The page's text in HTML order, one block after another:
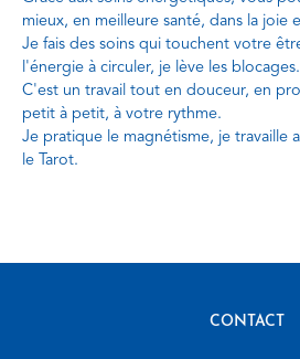
mieux, en meilleure santé, dans la joie
Je fais des soins qui touchent votre
l'énergie à circuler, je lève les blocages.
C'est un travail tout en douceur, en
petit à petit, à votre rythme.
Je pratique le magnétisme, je travaille
le Tarot.
CONTACT